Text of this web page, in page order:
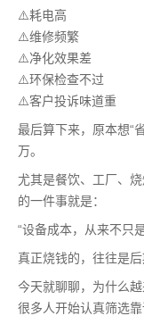
⚠️耗电高
⚠️维修频繁
⚠️净化效果差
⚠️环保检查不过
⚠️客户投诉味道重
最后算下来，原本想“
万。
尤其是餐饮、工厂、
的一件事就是：
“设备成本，从来不只
真正烧钱的，往往是后
今天就聊聊，为什么
很多人开始认真筛选